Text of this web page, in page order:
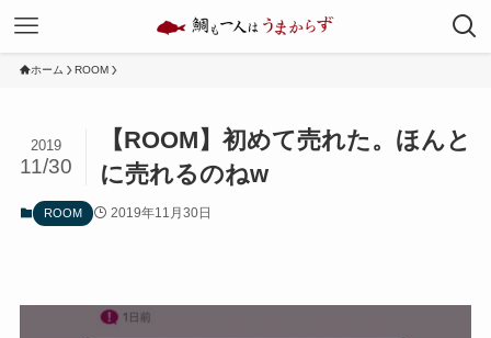
ホーム ROOM
【ROOM】初めて売れた。ほんと
に売れるのねw
2019
11/30
ROOM 2019年11月30日